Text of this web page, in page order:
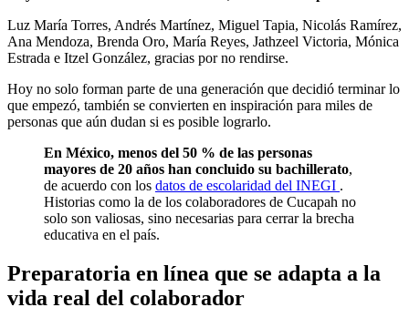
Luz María Torres, Andrés Martínez, Miguel Tapia, Nicolás Ramírez,
Ana Mendoza, Brenda Oro, María Reyes, Jathzeel Victoria, Mónica
Estrada e Itzel González, gracias por no rendirse.
Hoy no solo forman parte de una generación que decidió terminar lo
que empezó, también se convierten en inspiración para miles de
personas que aún dudan si es posible lograrlo.
En México, menos del 50 % de las personas
mayores de 20 años han concluido su bachillerato,
de acuerdo con los datos de escolaridad del INEGI .
Historias como la de los colaboradores de Cucapah no
solo son valiosas, sino necesarias para cerrar la brecha
educativa en el país.
Preparatoria en línea que se adapta a la
vida real del colaborador